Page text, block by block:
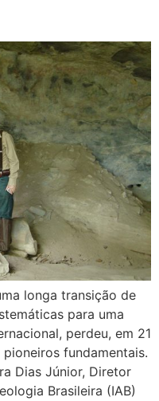
longa transição de
para uma
perdeu, em 21
fundamentais.
Dias Júnior, Diretor
Brasileira (IAB)